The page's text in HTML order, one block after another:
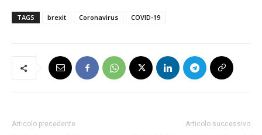
TAGS brexit Coronavirus COVID-19
Articolo precedente Articolo successivo